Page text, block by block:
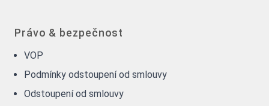
Právo & bezpečnost
VOP
Podmínky odstoupení od smlouvy
Odstoupení od smlouvy